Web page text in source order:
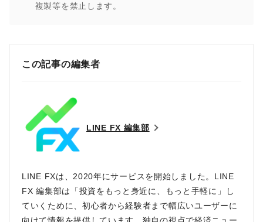
複製等を禁止します。
この記事の編集者
LINE FX 編集部
LINE FXは、2020年にサービスを開始しました。LINE
FX 編集部は「投資をもっと身近に、もっと手軽に」し
ていくために、初心者から経験者まで幅広いユーザーに